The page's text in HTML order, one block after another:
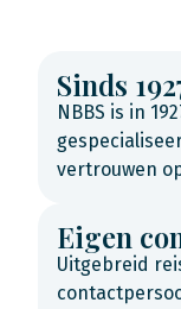
Sinds
NBBS is in
vertrouwen
Eigen
Uitgebreid